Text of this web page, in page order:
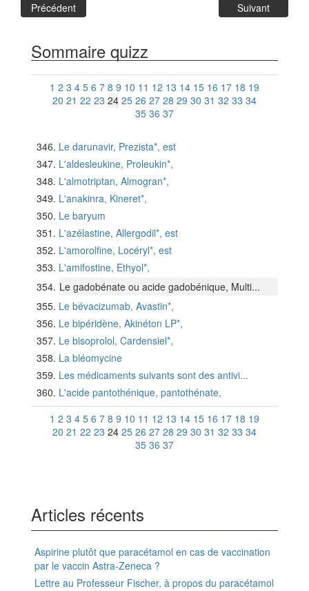
Précédent Suivant
Sommaire quizz
1 2 3 4 5 6 7 8 9 10 11 12 13 14 15 16 17 18 19
20 21 22 23 24 25 26 27 28 29 30 31 32 33 34
35 36 37
Le darunavir, Prezista*, est
L'aldesleukine, Proleukin*,
L'almotriptan, Almogran*,
L'anakinra, Kineret*,
Le baryum
L'azélastine, Allergodil*, est
L'amorolfine, Locéryl*, est
L'amifostine, Ethyol*,
Le gadobénate ou acide gadobénique, Multi...
Le bévacizumab, Avastin*,
Le bipéridène, Akinéton LP*,
Le bisoprolol, Cardensiel*,
La bléomycine
Les médicaments suivants sont des antivi...
L'acide pantothénique, pantothénate,
1 2 3 4 5 6 7 8 9 10 11 12 13 14 15 16 17 18 19
20 21 22 23 24 25 26 27 28 29 30 31 32 33 34
35 36 37
Articles récents
Aspirine plutôt que paracétamol en cas de vaccination
par le vaccin Astra-Zeneca ?
Lettre au Professeur Fischer, à propos du paracétamol